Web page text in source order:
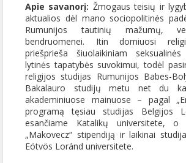
Apie savanorį: Žmogaus teisių ir
aktualios dėl mano sociopolitinės
Rumunijos tautinių mažumų,
bendruomenei. Itin domiuosi
priešprieša šiuolaikiniam
lytinės tapatybės suvokimui, todėl
religijos studijas Rumunijos Babes-
Bakalauro studijų metu net du
akademiniuose mainuose – pagal
programą tęsiau studijas Belgijos
esančiame Katalikų universitete, o
„Makovecz“ stipendiją ir laikinai
Eötvös Loránd universitete.